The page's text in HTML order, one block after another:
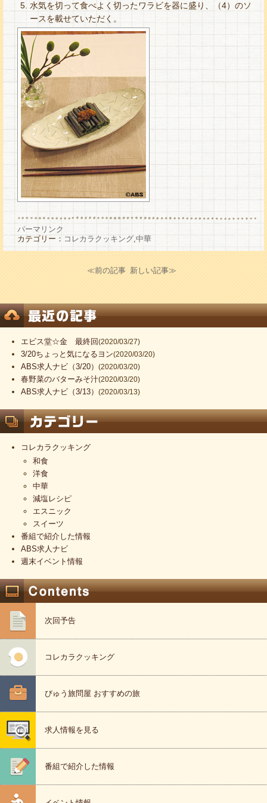
水気を切って食べよく切ったワラビを器に盛り、（4）のソ
ースを載せていただく。
パーマリンク
カテゴリー： コレカラクッキング,中華
≪前の記事 新しい記事≫
エビス堂☆金 最終回(2020/03/27)
3/20ちょっと気になるヨン(2020/03/20)
ABS求人ナビ（3/20）(2020/03/20)
春野菜のバターみそ汁(2020/03/20)
ABS求人ナビ（3/13）(2020/03/13)
コレカラクッキング
和食
洋食
中華
減塩レシピ
エスニック
スイーツ
番組で紹介した情報
ABS求人ナビ
週末イベント情報
次回予告
コレカラクッキング
びゅう旅問屋 おすすめの旅
求人情報を見る
番組で紹介した情報